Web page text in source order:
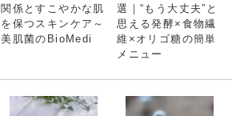
関係とすこやかな肌
を保つスキンケア～
美肌菌のBioMedi
選｜“もう大丈夫”と
思える発酵×食物繊
維×オリゴ糖の簡単
メニュー